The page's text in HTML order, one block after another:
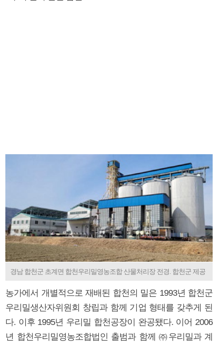
경남 합천군 초계면 합천우리밀영농조합 산물처리장 전경. 합천군 제공
농가에서 개별적으로 재배된 합천의 밀은 1993년 합천군
우리밀생산자위원회 창립과 함께 기업 형태를 갖추게 된
다. 이후 1995년 우리밀 합천공장이 완공됐다. 이어 2006
년 합천우리밀영농조합법인 출범과 함께 ㈜우리밀과 계